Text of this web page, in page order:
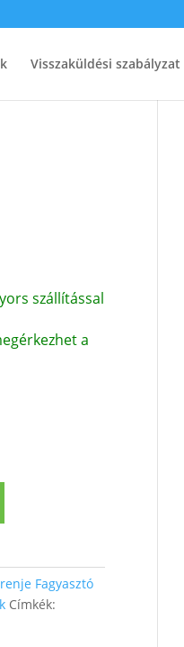
Visszaküldési szabályzat
szállítással
a
Fagyasztó
Címkék: